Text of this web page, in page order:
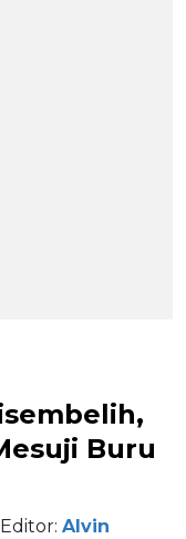
Buru
Editor:Alvin